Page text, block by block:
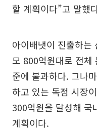
할 계획이다”고 말했
아이배냇이 진출하는
모 800억원대로 전
준에 불과하다. 그나
하고 있는 독점 시장
300억원을 달성해 국
계획이다.